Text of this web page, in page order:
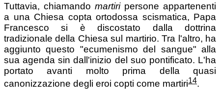
Tuttavia, chiamando martiri persone appartenenti
a una Chiesa copta ortodossa scismatica, Papa
Francesco si è discostato dalla dottrina
tradizionale della Chiesa sul martirio. Tra l'altro, ha
aggiunto questo "ecumenismo del sangue" alla
sua agenda sin dall'inizio del suo pontificato. L'ha
portato avanti molto prima della quasi
canonizzazione degli eroi copti come martiri14.